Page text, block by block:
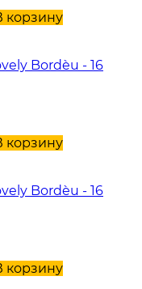
корзину
Bordèu - 16
корзину
Bordèu - 16
корзину